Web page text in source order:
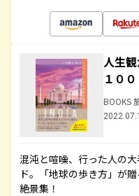
人生
１００
BOOKS
混沌と喧噪、行った人の
ド。「地球の歩き方」が
絶景集！